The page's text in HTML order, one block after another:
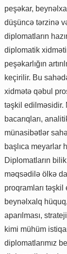
peşəkar,
düşüncə tərzinə
diplomatların
diplomatik
peşəkarlığın
keçirilir. Bu
xidmətə qəbul
təşkil edilməsidir.
bacarıqları,
münasibətlər
başlıca meyarlar
Diplomatların bilik
məqsədilə ölkə
proqramları
beynəlxalq
aparılması,
kimi mühüm
diplomatlarımız